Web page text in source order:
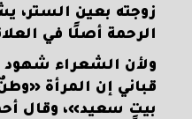
زوجته بعين الستر،
الرحمة أصلًا في
ولأن الشعراء شهود
قباني إن المرأة
بيتٍ سعيد»، وقال